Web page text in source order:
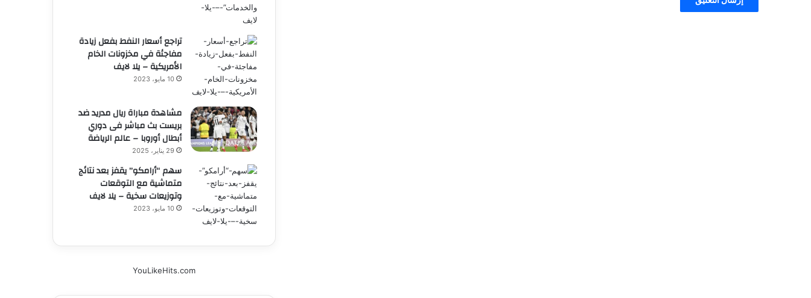
تراجع أسعار النفط بفعل زيادة
مفاجئة في مخزونات الخام
الأمريكية – يلا لايف
10 مايو، 2023
مشاهدة مباراة ريال مدريد ضد
بريست بث مباشر فى دوري
أبطال أوروبا – عالم الرياضة
29 يناير، 2025
سهم “أرامكو” يقفز بعد نتائج
متماشية مع التوقعات
وتوزيعات سخية – يلا لايف
10 مايو، 2023
YouLikeHits.com